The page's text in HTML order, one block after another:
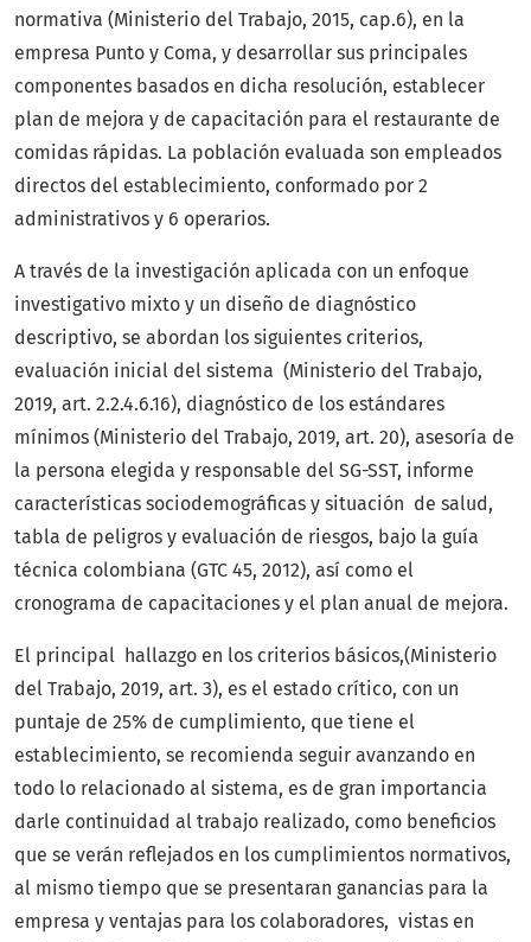
normativa (Ministerio del Trabajo, 2015, cap.6), en la
empresa Punto y Coma, y desarrollar sus principales
componentes basados en dicha resolución, establecer
plan de mejora y de capacitación para el restaurante de
comidas rápidas. La población evaluada son empleados
directos del establecimiento, conformado por 2
administrativos y 6 operarios.
A través de la investigación aplicada con un enfoque
investigativo mixto y un diseño de diagnóstico
descriptivo, se abordan los siguientes criterios,
evaluación inicial del sistema (Ministerio del Trabajo,
2019, art. 2.2.4.6.16), diagnóstico de los estándares
mínimos (Ministerio del Trabajo, 2019, art. 20), asesoría de
la persona elegida y responsable del SG-SST, informe
características sociodemográficas y situación de salud,
tabla de peligros y evaluación de riesgos, bajo la guía
técnica colombiana (GTC 45, 2012), así como el
cronograma de capacitaciones y el plan anual de mejora.
El principal hallazgo en los criterios básicos,(Ministerio
del Trabajo, 2019, art. 3), es el estado crítico, con un
puntaje de 25% de cumplimiento, que tiene el
establecimiento, se recomienda seguir avanzando en
todo lo relacionado al sistema, es de gran importancia
darle continuidad al trabajo realizado, como beneficios
que se verán reflejados en los cumplimientos normativos,
al mismo tiempo que se presentaran ganancias para la
empresa y ventajas para los colaboradores, vistas en